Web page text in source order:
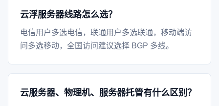
云浮服务器线路怎么选？
电信用户多选电信，联通用户多选联通，移动端访
问多选移动，全国访问建议选择 BGP 多线。
云服务器、物理机、服务器托管有什么区别？